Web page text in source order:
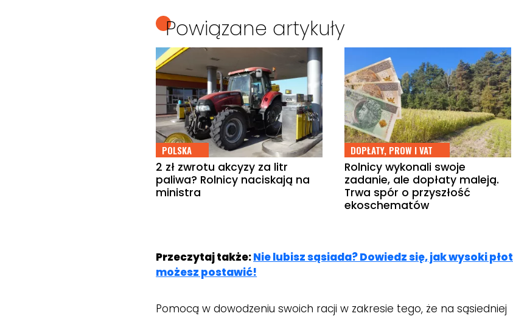
Powiązane artykuły
POLSKA
2 zł zwrotu akcyzy za litr
paliwa? Rolnicy naciskają na
ministra
DOPŁATY, PROW I VAT
Rolnicy wykonali swoje
zadanie, ale dopłaty maleją.
Trwa spór o przyszłość
ekoschematów
Przeczytaj także:Nie lubisz sąsiada? Dowiedz się, jak wysoki płot
możesz postawić!
Pomocą w dowodzeniu swoich racji w zakresie tego, że na sąsiedniej